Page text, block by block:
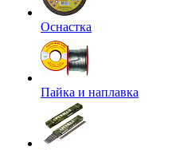
Оснастка
Пайка и наплавка